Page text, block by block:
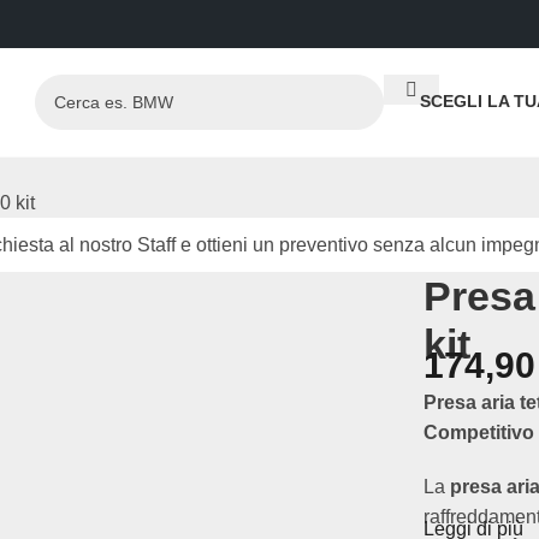
SCEGLI LA
kit
al nostro Staff e ottieni un preventivo senza alcun
kit
Presa aria
Competitivo
La presa
Leggi di più